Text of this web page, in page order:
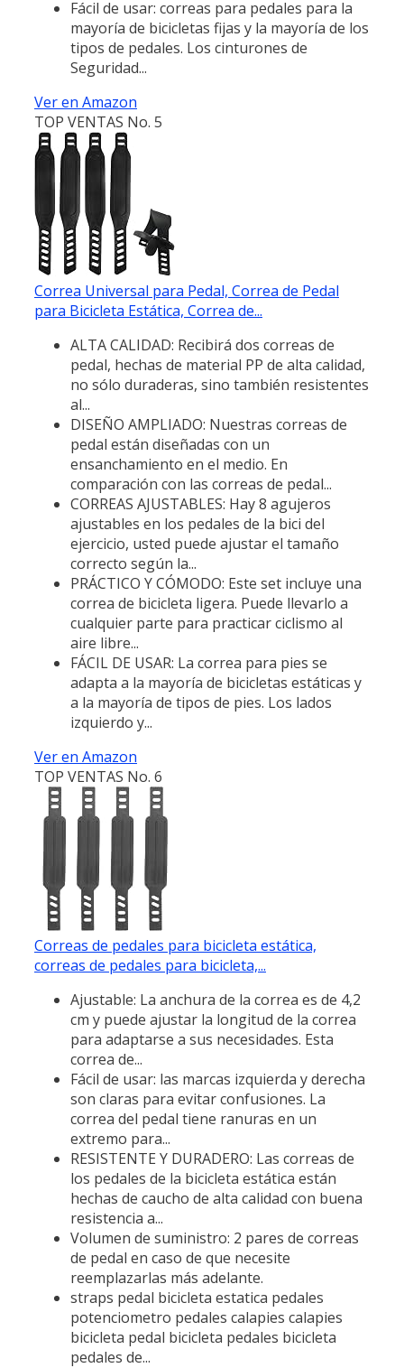
Fácil de usar: correas para pedales para la
mayoría de bicicletas fijas y la mayoría de los
tipos de pedales. Los cinturones de
Seguridad...
Ver en Amazon
TOP VENTAS No. 5
Correa Universal para Pedal, Correa de Pedal
para Bicicleta Estática, Correa de...
ALTA CALIDAD: Recibirá dos correas de
pedal, hechas de material PP de alta calidad,
no sólo duraderas, sino también resistentes
al...
DISEÑO AMPLIADO: Nuestras correas de
pedal están diseñadas con un
ensanchamiento en el medio. En
comparación con las correas de pedal...
CORREAS AJUSTABLES: Hay 8 agujeros
ajustables en los pedales de la bici del
ejercicio, usted puede ajustar el tamaño
correcto según la...
PRÁCTICO Y CÓMODO: Este set incluye una
correa de bicicleta ligera. Puede llevarlo a
cualquier parte para practicar ciclismo al
aire libre...
FÁCIL DE USAR: La correa para pies se
adapta a la mayoría de bicicletas estáticas y
a la mayoría de tipos de pies. Los lados
izquierdo y...
Ver en Amazon
TOP VENTAS No. 6
Correas de pedales para bicicleta estática,
correas de pedales para bicicleta,...
Ajustable: La anchura de la correa es de 4,2
cm y puede ajustar la longitud de la correa
para adaptarse a sus necesidades. Esta
correa de...
Fácil de usar: las marcas izquierda y derecha
son claras para evitar confusiones. La
correa del pedal tiene ranuras en un
extremo para...
RESISTENTE Y DURADERO: Las correas de
los pedales de la bicicleta estática están
hechas de caucho de alta calidad con buena
resistencia a...
Volumen de suministro: 2 pares de correas
de pedal en caso de que necesite
reemplazarlas más adelante.
straps pedal bicicleta estatica pedales
potenciometro pedales calapies calapies
bicicleta pedal bicicleta pedales bicicleta
pedales de...